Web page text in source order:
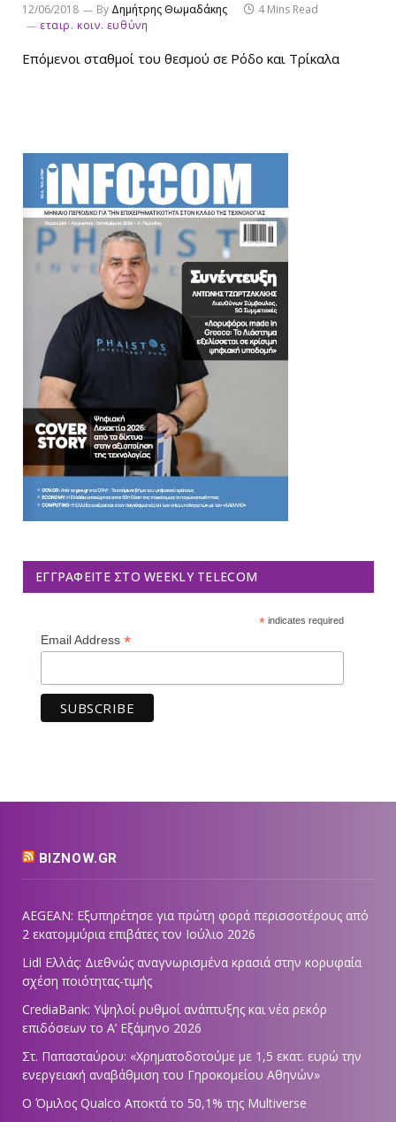
12/06/2018 By Δημήτρης Θωμαδάκης
4 Mins Read
εταιρ. κοιν. ευθύνη
Επόμενοι σταθμοί του θεσμού σε Ρόδο και Τρίκαλα
ΕΓΓΡΑΦΕΊΤΕ ΣΤΟ WEEKLY TELECOM
*indicates required
Email Address *
BIZNOW.GR
AEGEAN: Εξυπηρέτησε για πρώτη φορά περισσοτέρους από
2 εκατομμύρια επιβάτες τον Ιούλιο 2026
Lidl Ελλάς: Διεθνώς αναγνωρισμένα κρασιά στην κορυφαία
σχέση ποιότητας-τιμής
CrediaBank: Υψηλοί ρυθμοί ανάπτυξης και νέα ρεκόρ
επιδόσεων το Α’ Εξάμηνο 2026
Στ. Παπασταύρου: «Χρηματοδοτούμε με 1,5 εκατ. ευρώ την
ενεργειακή αναβάθμιση του Γηροκομείου Αθηνών»
Ο Όμιλος Qualco Αποκτά το 50,1% της Multiverse